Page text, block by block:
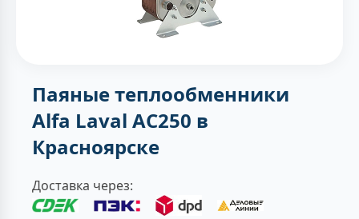
Паяные теплообменники
Alfa Laval AC250 в
Красноярске
Доставка через: